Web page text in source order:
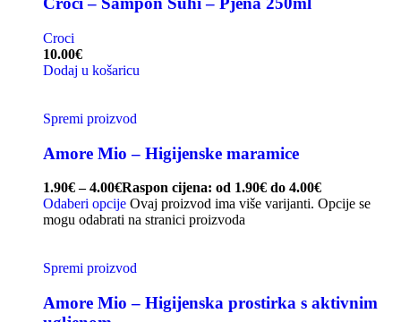
Croci
10.00€
Dodaj u košaricu
Spremi proizvod
Amore Mio – Higijenske maramice
1.90€ – 4.00€Raspon cijena: od 1.90€ do 4.00€
Odaberi opcije Ovaj proizvod ima više varijanti. Opcije se
mogu odabrati na stranici proizvoda
Spremi proizvod
Amore Mio – Higijenska prostirka s aktivnim